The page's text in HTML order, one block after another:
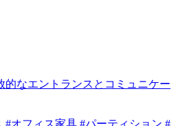
的なエントランスとコミュニケー
#オフィス家具 #パーティション #